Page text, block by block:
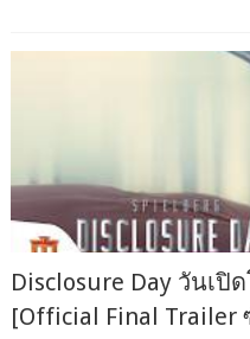
Disclosure Day วันเปิ
[Official Final Trailer